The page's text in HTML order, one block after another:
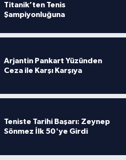
Titanik’ten Tenis
Şampiyonluğuna
Arjantin Pankart Yüzünden
Ceza ile Karşı Karşıya
Teniste Tarihi Başarı: Zeynep
Sönmez İlk 50'ye Girdi